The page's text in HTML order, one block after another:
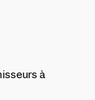
à